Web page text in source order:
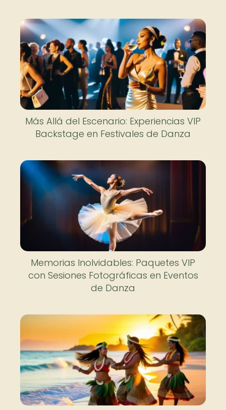
Más Allá del Escenario: Experiencias VIP
Backstage en Festivales de Danza
Memorias Inolvidables: Paquetes VIP
con Sesiones Fotográficas en Eventos
de Danza